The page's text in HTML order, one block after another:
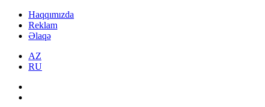
Haqqımızda
Reklam
Əlaqə
AZ
RU